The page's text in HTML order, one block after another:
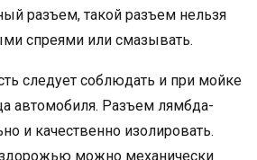
разъем, такой разъем нельзя
спреями или смазывать.
следует соблюдать и при мойке
автомобиля. Разъем лямбда-
и качественно изолировать.
можно механически